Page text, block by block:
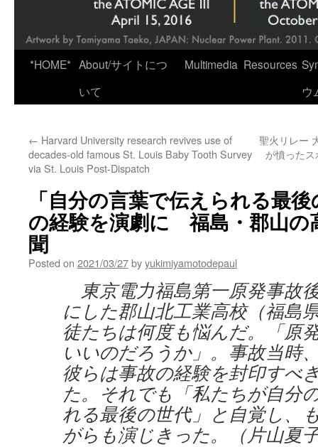
*HOME* About/サイトにつ
いて
Multimedia Resources
ウ
← Harvard University research revives use of
decades-old famous St. Louis Baby Tooth Survey
via St. Louis Post-Dispatch
聖火リレー
が憤った
「自分の言葉で伝えられる最
の経験を演劇に 福島・郡山の
聞
Posted on 2021/03/27byyukimiyamotodepaul
東京電力福島第一原発事故
にした郡山北工業高校（福島
徒たちは何度も悩んだ。「原
いいのだろうか」。事故当時
彼らは事故の経験を封印すべ
た。それでも「私たちが自分
れる最後の世代」と自覚し、
がらも演じきった。（片山夏